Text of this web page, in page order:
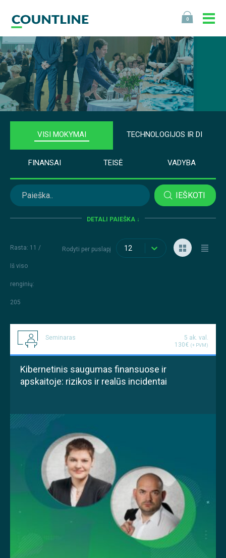
0
VISI MOKYMAI
FINANSAI TEISĖ VADYBA
TECHNOLOGIJOS IR DI
IEŠKOTI
DETALI PAIEŠKA ↓
Rasta: 11 /
Iš viso
renginių:
205
Rodyti per puslapį 12
Seminaras
5 ak. val.
130€ (+ PVM)
Kibernetinis saugumas finansuose ir
apskaitoje: rizikos ir realūs incidentai